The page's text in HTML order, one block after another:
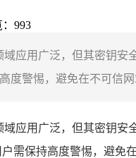
：993
域应用广泛，但其密钥安
度警惕，避免在不可信
域应用广泛，但其密钥安
需保持高度警惕，避免